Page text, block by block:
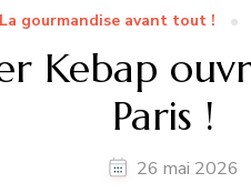
La gourmandise avant tout !
Kebap
Paris !
26 mai 2026